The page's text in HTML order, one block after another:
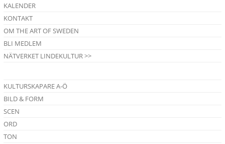
KALENDER
KONTAKT
OM THE ART OF SWEDEN
BLI MEDLEM
NÄTVERKET LINDEKULTUR >>
KULTURSKAPARE A-Ö
BILD & FORM
SCEN
ORD
TON